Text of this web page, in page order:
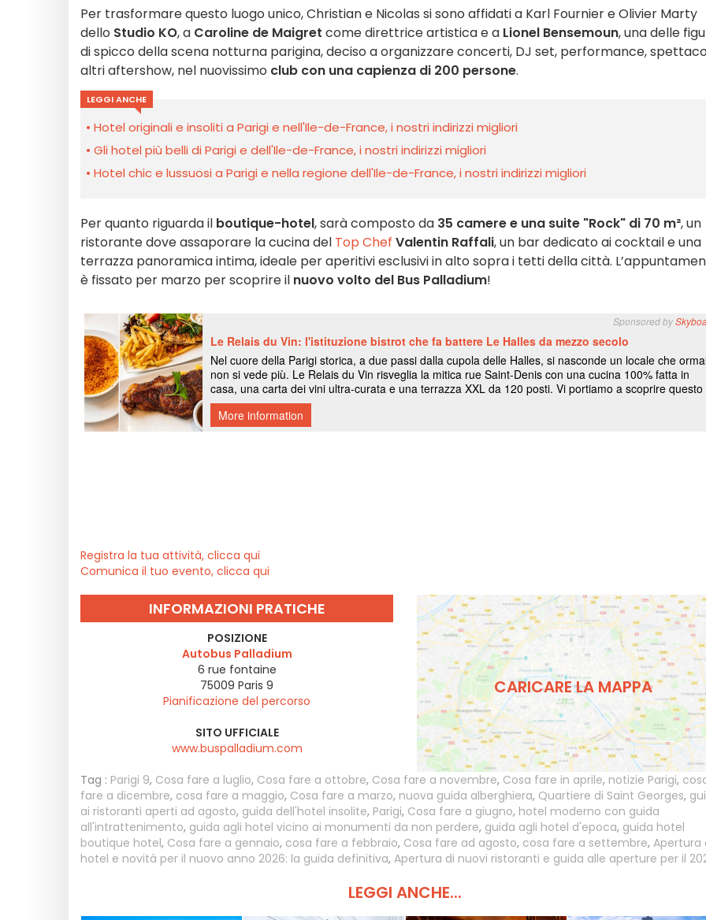
Per trasformare questo luogo unico, Christian e Nicolas si sono affidati a Karl Fournier e Olivier Marty
dello Studio KO, a Caroline de Maigret come direttrice artistica e a Lionel Bensemoun, una delle
di spicco della scena notturna parigina, deciso a organizzare concerti, DJ set, performance,
altri aftershow, nel nuovissimo club con una capienza di 200 persone.
LEGGI ANCHE
Hotel originali e insoliti a Parigi e nell'Ile-de-France, i nostri indirizzi migliori
Gli hotel più belli di Parigi e dell'Ile-de-France, i nostri indirizzi migliori
Hotel chic e lussuosi a Parigi e nella regione dell'Ile-de-France, i nostri indirizzi migliori
Per quanto riguarda il boutique-hotel, sarà composto da 35 camere e una suite "Rock" di 70 m², un
ristorante dove assaporare la cucina del Top Chef Valentin Raffali, un bar dedicato ai cocktail e una
terrazza panoramica intima, ideale per aperitivi esclusivi in alto sopra i tetti della città.
è fissato per marzo per scoprire il nuovo volto del Bus Palladium!
Registra la tua attività, clicca qui
Comunica il tuo evento, clicca qui
INFORMAZIONI PRATICHE
POSIZIONE
Autobus Palladium
6 rue fontaine
75009 Paris 9
Pianificazione del percorso
SITO UFFICIALE
www.buspalladium.com
CARICARE LA MAPPA
Tag : Parigi 9, Cosa fare a luglio, Cosa fare a ottobre, Cosa fare a novembre, Cosa fare in aprile, notizie Parigi,
fare a dicembre, cosa fare a maggio, Cosa fare a marzo, nuova guida alberghiera, Quartiere di Saint Georges,
ai ristoranti aperti ad agosto, guida dell'hotel insolite, Parigi, Cosa fare a giugno, hotel moderno con guida
all'intrattenimento, guida agli hotel vicino ai monumenti da non perdere, guida agli hotel d'epoca, guida hotel
boutique hotel, Cosa fare a gennaio, cosa fare a febbraio, Cosa fare ad agosto, cosa fare a settembre, Apertura
hotel e novità per il nuovo anno 2026: la guida definitiva, Apertura di nuovi ristoranti e guida alle aperture per il
LEGGI ANCHE...